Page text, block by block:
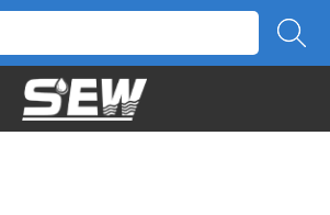
Varilla de elevación
/
deslizante de pared Baño Tobogán de ducha